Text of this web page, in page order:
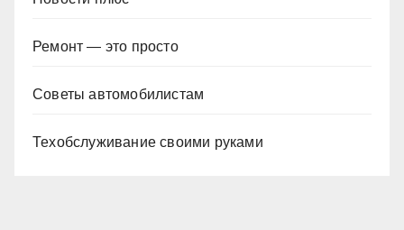
Ремонт — это просто
Советы автомобилистам
Техобслуживание своими руками